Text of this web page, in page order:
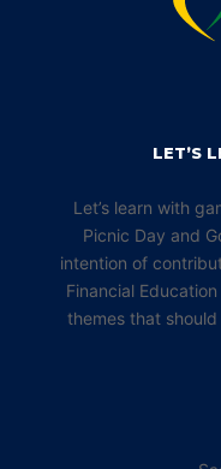
LET’S
Let’s learn with
Picnic Day and
intention of
Financial
themes that